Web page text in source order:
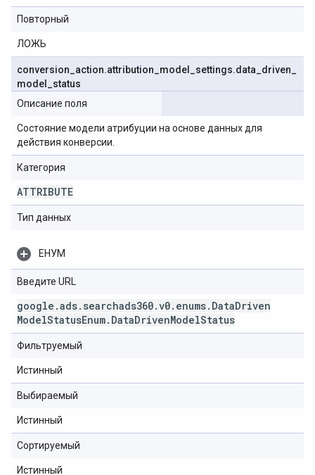
Повторный
ЛОЖЬ
conversion action.attribution model settings.data driven
model
status
Описание поля
Состояние модели атрибуции на основе данных для
действия конверсии.
Категория
ATTRIBUTE
Тип данных
ЕНУМ
Введите URL
google .ads. searchads360.v0. enums. DataDriven
ModelStatusEnum. DataDrivenModelStatus
Фильтруемый
Истинный
Выбираемый
Истинный
Сортируемый
Истинный